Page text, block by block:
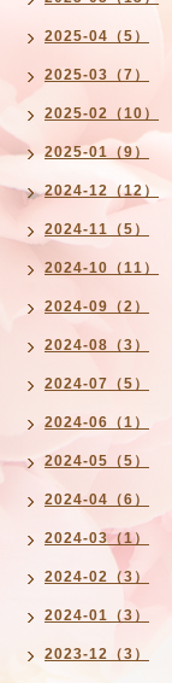
2025-04（5）
2025-03（7）
2025-02（10）
2025-01（9）
2024-12（12）
2024-11（5）
2024-10（11）
2024-09（2）
2024-08（3）
2024-07（5）
2024-06（1）
2024-05（5）
2024-04（6）
2024-03（1）
2024-02（3）
2024-01（3）
2023-12（3）